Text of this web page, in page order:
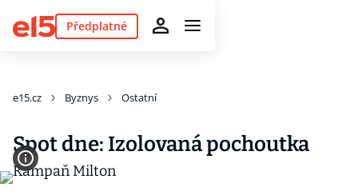
Předplatné
e15.cz Byznys Ostatní
Spot dne: Izolovaná pochoutka